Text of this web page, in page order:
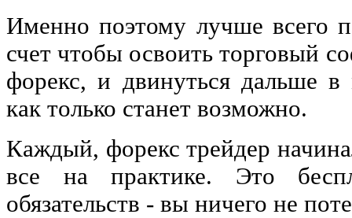
Именно поэтому лучше всего
счет чтобы освоить торговый
форекс, и двинуться дальше в
как только станет возможно.
Каждый, форекс трейдер
все на практике. Это
обязательств - вы ничего не